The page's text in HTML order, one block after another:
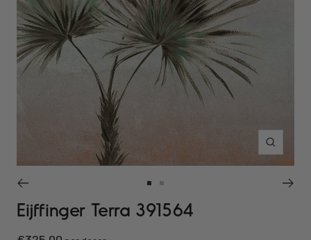
Inzoomen
naarnaar
Eijffinger Terra 391564